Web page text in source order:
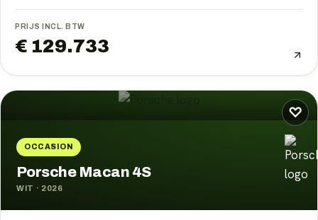
PRIJS INCL. BTW
€ 129.733
♡
OCCASION
Porsche Macan 4S
WIT · 2026